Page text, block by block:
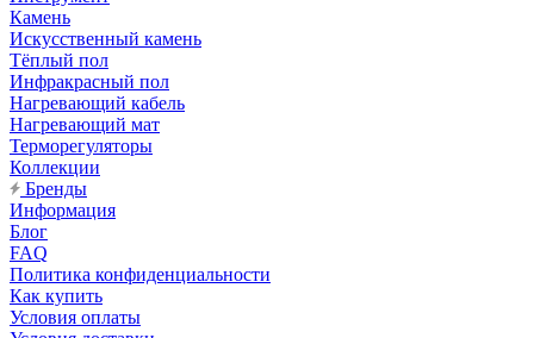
Камень
Искусственный камень
Тёплый пол
Инфракрасный пол
Нагревающий кабель
Нагревающий мат
Терморегуляторы
Коллекции
Бренды
Информация
Блог
FAQ
Политика конфиденциальности
Как купить
Условия оплаты